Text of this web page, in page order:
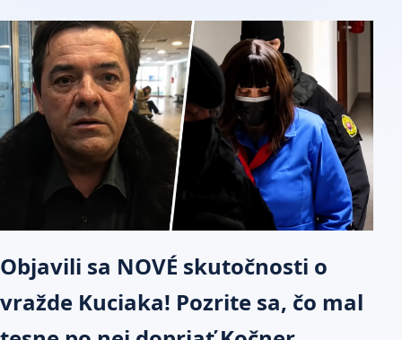
Objavili sa NOVÉ skutočnosti o
vražde Kuciaka! Pozrite sa, čo mal